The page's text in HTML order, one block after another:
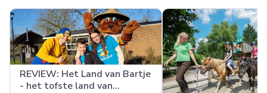
REVIEW: Het Land van Bartje
- het tofste land van